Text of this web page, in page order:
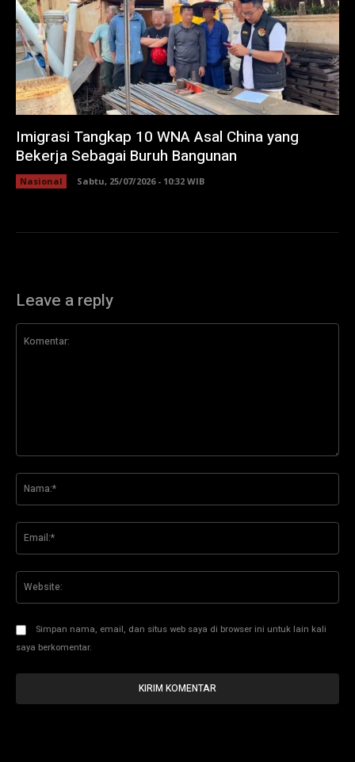
Imigrasi Tangkap 10 WNA Asal China yang
Bekerja Sebagai Buruh Bangunan
Nasional Sabtu, 25/07/2026 - 10:32 WIB
Leave a reply
Simpan nama, email, dan situs web saya di browser ini untuk lain kali
saya berkomentar.